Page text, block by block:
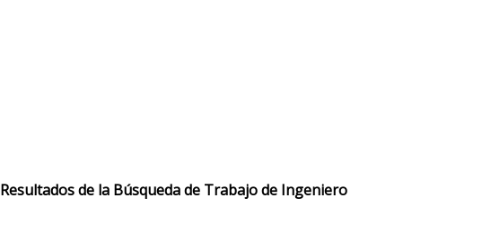
Resultados de la Búsqueda de Trabajo de Ingeniero